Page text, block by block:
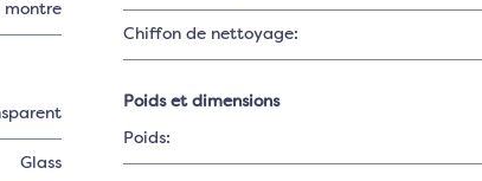
montre
Chiffon de nettoyage:
Glass
Poids et dimensions
Poids: